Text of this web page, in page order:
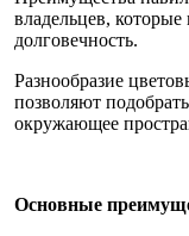
владельцев, которые
долговечность.
Разнообразие
позволяют
окружающее
Основные